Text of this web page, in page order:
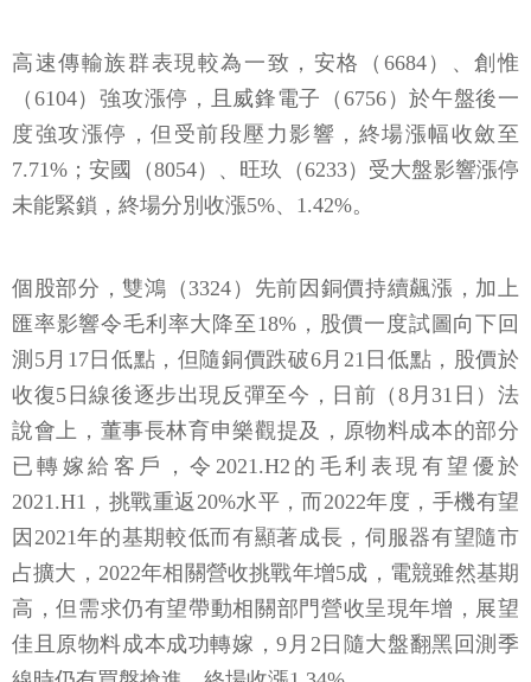
高速傳輸族群表現較為一致，安格（6684）、創惟
（6104）強攻漲停，且威鋒電子（6756）於午盤後一
度強攻漲停，但受前段壓力影響，終場漲幅收斂至
7.71%；安國（8054）、旺玖（6233）受大盤影響漲停
未能緊鎖，終場分別收漲5%、1.42%。
個股部分，雙鴻（3324）先前因銅價持續飆漲，加上
匯率影響令毛利率大降至18%，股價一度試圖向下回
測5月17日低點，但隨銅價跌破6月21日低點，股價於
收復5日線後逐步出現反彈至今，日前（8月31日）法
說會上，董事長林育申樂觀提及，原物料成本的部分
已轉嫁給客戶，令2021.H2的毛利表現有望優於
2021.H1，挑戰重返20%水平，而2022年度，手機有望
因2021年的基期較低而有顯著成長，伺服器有望隨市
占擴大，2022年相關營收挑戰年增5成，電競雖然基期
高，但需求仍有望帶動相關部門營收呈現年增，展望
佳且原物料成本成功轉嫁，9月2日隨大盤翻黑回測季